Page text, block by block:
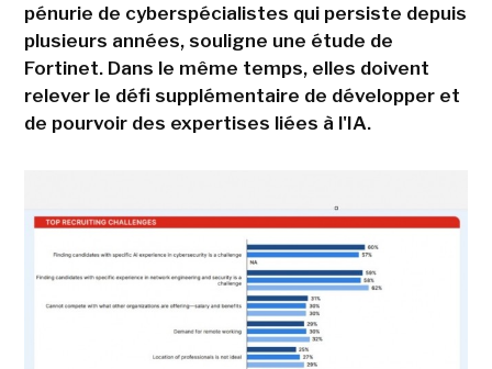
pénurie de cyberspécialistes qui persiste depuis
plusieurs années, souligne une étude de
Fortinet. Dans le même temps, elles doivent
relever le défi supplémentaire de développer et
de pourvoir des expertises liées à l'IA.